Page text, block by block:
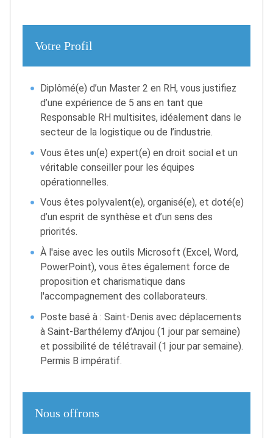
Votre Profil
Diplômé(e) d’un Master 2 en RH, vous justifiez
d’une expérience de 5 ans en tant que
Responsable RH multisites, idéalement dans le
secteur de la logistique ou de l’industrie.
Vous êtes un(e) expert(e) en droit social et un
véritable conseiller pour les équipes
opérationnelles.
Vous êtes polyvalent(e), organisé(e), et doté(e)
d’un esprit de synthèse et d’un sens des
priorités.
À l'aise avec les outils Microsoft (Excel, Word,
PowerPoint), vous êtes également force de
proposition et charismatique dans
l'accompagnement des collaborateurs.
Poste basé à : Saint-Denis avec déplacements
à Saint-Barthélemy d’Anjou (1 jour par semaine)
et possibilité de télétravail (1 jour par semaine).
Permis B impératif.
Nous offrons